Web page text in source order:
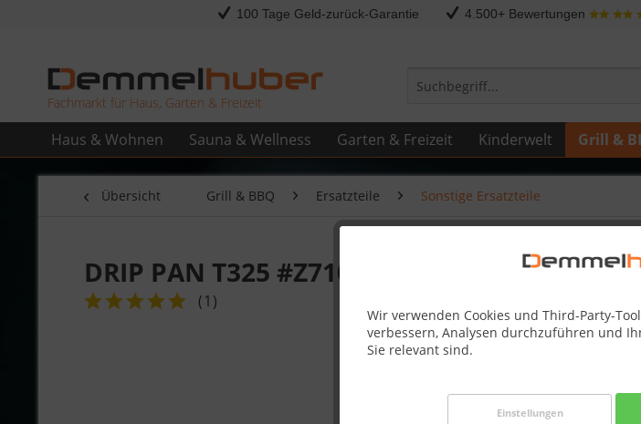
100 Tage Geld-zurück-Garantie 4.500+ Bewertungen
Fachmarkt für Haus, Garten & Freizeit
Haus & Wohnen Sauna & Wellness Garten & Freizeit Kinderwelt Grill &
Wir verwenden Cookies und Third-Party-
verbessern, Analysen durchzuführen und
Sie relevant sind.
Einstellungen
Übersicht Grill & BBQ Ersatzteile Sonstige Ersatzteile
DRIP PAN T325 #Z710-0001-M05
(1 )